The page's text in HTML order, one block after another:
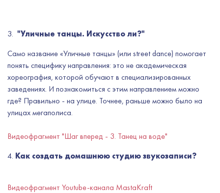
3. "Уличные танцы. Искусство ли?"
Само название «Уличные танцы» (или street dance) помогает
понять специфику направления: это не академическая
хореография, которой обучают в специализированных
заведениях. И познакомиться с этим направлением можно
где? Правильно - на улице. Точнее, раньше можно было на
улицах мегаполиса.
Видеофрагмент "Шаг вперед - 3. Танец на воде"
4. Как создать домашнюю студию звукозаписи?
Видеофрагмент Youtube-канала MastaKraft